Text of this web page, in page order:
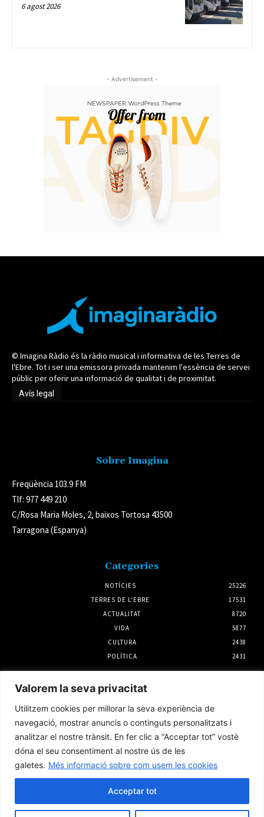
Valorem la seva privacitat
Utilitzem cookies per millorar la seva experiència de
navegació, mostrar anuncis o continguts personalitzats i
analitzar el nostre trànsit. En fer clic a “Acceptar tot” vostè
dóna el seu consentiment al nostre ús de les
galetes. Més informació sobre com usem les cookies
Acceptar tot
6 agost 2026
- Advertisement -
© Imagina Ràdio és la ràdio musical i informativa de les Terres de
l'Ebre. Tot i ser una emissora privada mantenim l'essència de servei
públic per oferir una informació de qualitat i de proximitat.
Avís legal
Sobre Imagina
Freqüència 103.9 FM
Tlf: 977 449 210
C/Rosa Maria Moles, 2, baixos Tortosa 43500
Tarragona (Espanya)
Categories
NOTÍCIES
25226
TERRES DE L'EBRE
17531
ACTUALITAT
8720
VIDA
5877
CULTURA
2438
POLÍTICA
2431
Rasquera dona el tret de sortida a la Festa
Major de l’1 al 5 d’agost
31 juliol 2026
L’Observatori de l’Ebre lidera de nou la
recerca sobre l’astre rei en el segon eclipsi
solar total de la seva història
5 agost 2026